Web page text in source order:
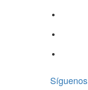
Síguenos